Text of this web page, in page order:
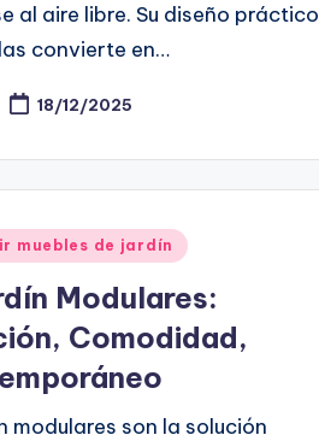
al aire libre. Su diseño práctico
convierte en…
18/12/2025
muebles de jardín
Modulares:
Comodidad,
modulares son la solución